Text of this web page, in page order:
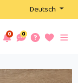
Deutsch
0 0